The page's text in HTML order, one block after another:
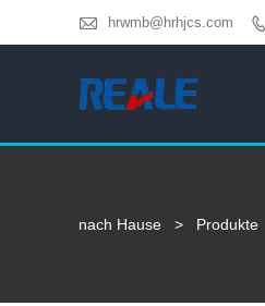
 hrwmb@hrhjcs.com 
nach Hause > Produkte